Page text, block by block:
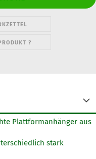
?
Plattformanhänger aus
stark